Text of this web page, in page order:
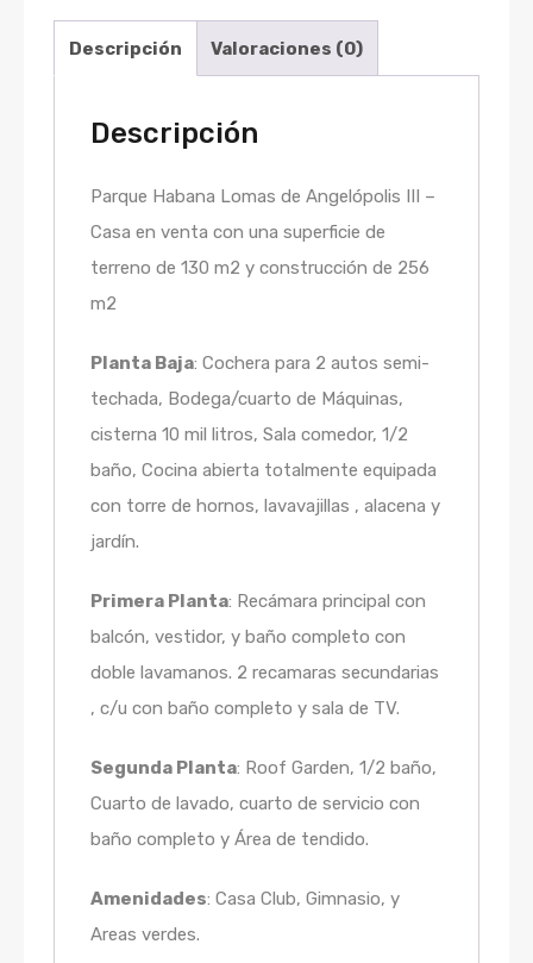
Descripción Valoraciones (0)
Descripción
Parque Habana Lomas de Angelópolis III –
Casa en venta con una superficie de
terreno de 130 m2 y construcción de 256
m2
Planta Baja: Cochera para 2 autos semi-
techada, Bodega/cuarto de Máquinas,
cisterna 10 mil litros, Sala comedor, 1/2
baño, Cocina abierta totalmente equipada
con torre de hornos, lavavajillas , alacena y
jardín.
Primera Planta: Recámara principal con
balcón, vestidor, y baño completo con
doble lavamanos. 2 recamaras secundarias
, c/u con baño completo y sala de TV.
Segunda Planta: Roof Garden, 1/2 baño,
Cuarto de lavado, cuarto de servicio con
baño completo y Área de tendido.
Amenidades: Casa Club, Gimnasio, y
Areas verdes.